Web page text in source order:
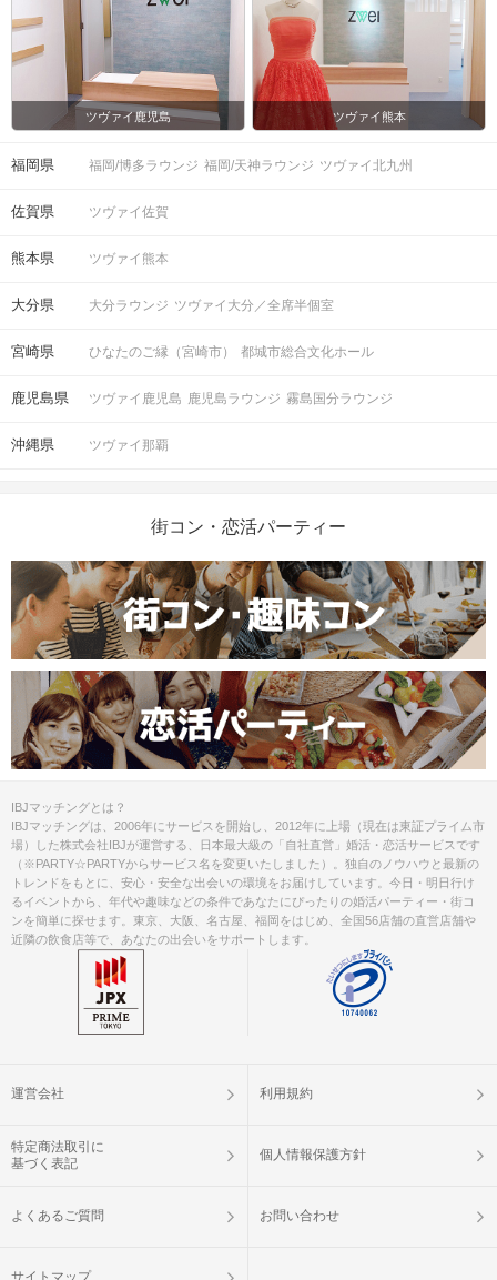
ツヴァイ鹿児島 ツヴァイ熊本
福岡県 福岡/博多ラウンジ 福岡/天神ラウンジ ツヴァイ北九州
佐賀県 ツヴァイ佐賀
熊本県 ツヴァイ熊本
大分県 大分ラウンジ ツヴァイ大分／全席半個室
宮崎県 ひなたのご縁（宮崎市） 都城市総合文化ホール
鹿児島県 ツヴァイ鹿児島 鹿児島ラウンジ 霧島国分ラウンジ
沖縄県 ツヴァイ那覇
街コン・恋活パーティー
IBJマッチングとは？
IBJマッチングは、2006年にサービスを開始し、2012年に上場（現在は東証プライム市
場）した株式会社IBJが運営する、日本最大級の「自社直営」婚活・恋活サービスです
（※PARTY☆PARTYからサービス名を変更いたしました）。独自のノウハウと最新の
トレンドをもとに、安心・安全な出会いの環境をお届けしています。今日・明日行け
るイベントから、年代や趣味などの条件であなたにぴったりの婚活パーティー・街コ
ンを簡単に探せます。東京、大阪、名古屋、福岡をはじめ、全国56店舗の直営店舗や
近隣の飲食店等で、あなたの出会いをサポートします。
運営会社 利用規約
特定商法取引に
基づく表記
個人情報保護方針
よくあるご質問 お問い合わせ
サイトマップ